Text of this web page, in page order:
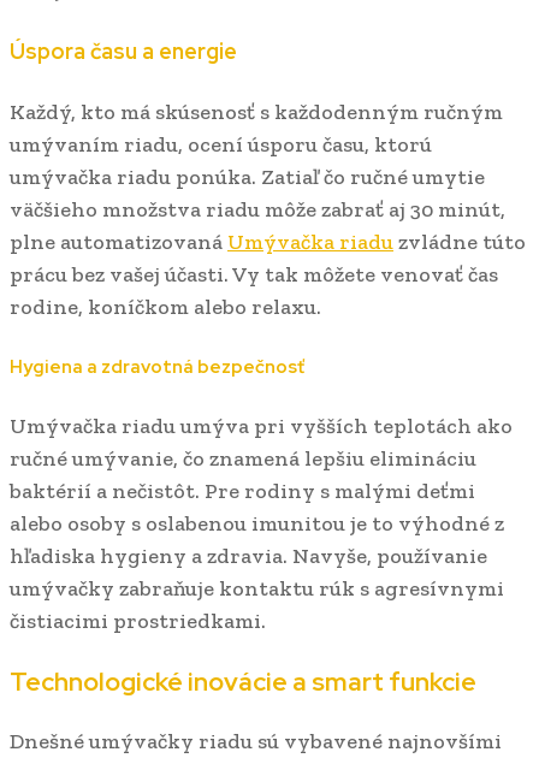
Úspora času a energie
Každý, kto má skúsenosť s každodenným ručným
umývaním riadu, ocení úsporu času, ktorú
umývačka riadu ponúka. Zatiaľ čo ručné umytie
väčšieho množstva riadu môže zabrať aj 30 minút,
plne automatizovaná Umývačka riaduzvládne túto
prácu bez vašej účasti. Vy tak môžete venovať čas
rodine, koníčkom alebo relaxu.
Hygiena a zdravotná bezpečnosť
Umývačka riadu umýva pri vyšších teplotách ako
ručné umývanie, čo znamená lepšiu elimináciu
baktérií a nečistôt. Pre rodiny s malými deťmi
alebo osoby s oslabenou imunitou je to výhodné z
hľadiska hygieny a zdravia. Navyše, používanie
umývačky zabraňuje kontaktu rúk s agresívnymi
čistiacimi prostriedkami.
Technologické inovácie a smart funkcie
Dnešné umývačky riadu sú vybavené najnovšími